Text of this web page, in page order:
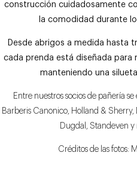
construcción cuidadosamente
la comodidad durante
Desde abrigos a medida hasta
cada prenda está diseñada para
manteniendo una
Entre nuestros socios de pañería
Barberis Canonico, Holland & Sherry,
Dugdal, Standeven
Créditos de las fotos: